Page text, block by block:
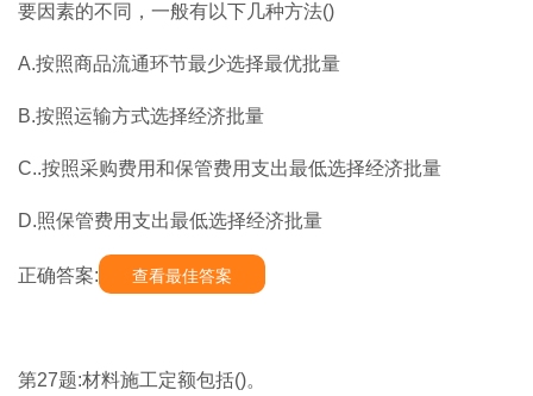
要因素的不同，一般有以下几种方法()
A.按照商品流通环节最少选择最优批量
B.按照运输方式选择经济批量
C..按照采购费用和保管费用支出最低选择经济批量
D.照保管费用支出最低选择经济批量
正确答案: 查看最佳答案
第27题:材料施工定额包括()。